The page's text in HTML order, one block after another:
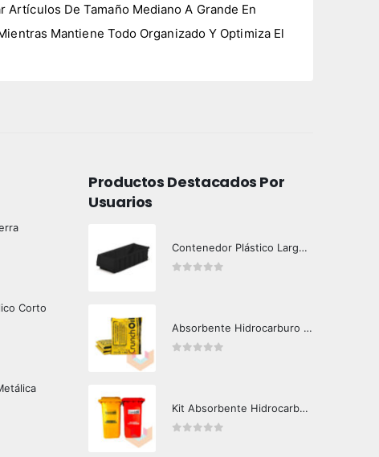
Artículos De Tamaño Mediano A Grande En
Mantiene Todo Organizado Y Optimiza El
Corto
Productos Destacados Por
Usuarios
Contenedor Plástico Largo 401606
Absorbente Hidrocarburo Caja 12 Bolsas 1 kg Crunch Oil
Kit Absorbente Hidrocarburos 240 lts Crunch Oil Área Limpia